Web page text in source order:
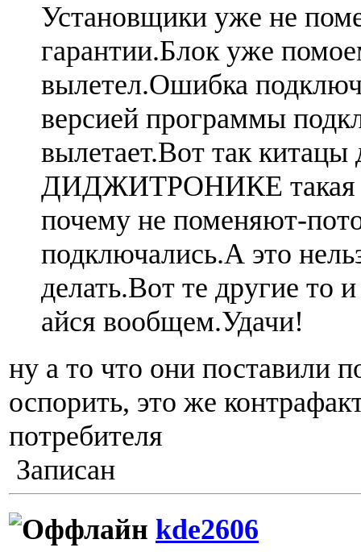
Установщики уже не
гарантии.Блок уже
вылетел.Ошибка
версией программы
вылетает.Вот так
ДИДЖИТРОНИКЕ такая
почему не поменяют-
подключались.А это
делать.Вот те другие то
айся вообщем.Удачи!
ну а то что они поставили
оспорить, это же
потребителя
Записан
kde2606